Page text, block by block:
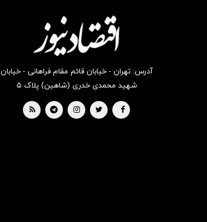
آدرس: تهران - خیابان قائم مقام فراهانی - خیابان
شهید محمدی خدری (شاهین) پلاک ۵